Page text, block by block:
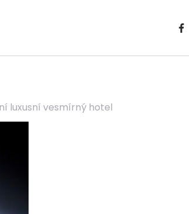
luxusní vesmírný hotel